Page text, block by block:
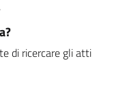
di ricercare gli atti